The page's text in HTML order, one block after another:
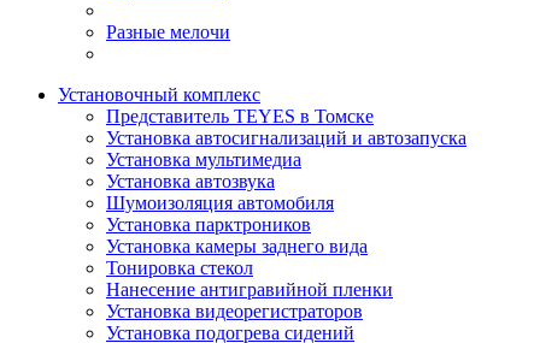
Разные мелочи
Установочный комплекс
Представитель TEYES в Томске
Установка автосигнализаций и автозапуска
Установка мультимедиа
Установка автозвука
Шумоизоляция автомобиля
Установка парктроников
Установка камеры заднего вида
Тонировка стекол
Нанесение антигравийной пленки
Установка видеорегистраторов
Установка подогрева сидений